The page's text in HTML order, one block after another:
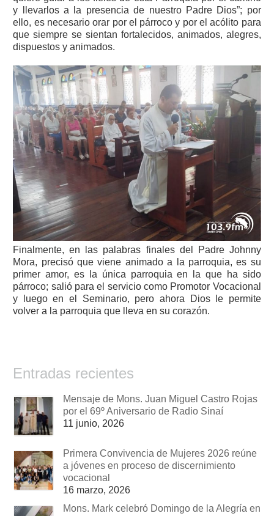
y llevarlos a la presencia de nuestro Padre Dios”; por
ello, es necesario orar por el párroco y por el acólito para
que siempre se sientan fortalecidos, animados, alegres,
dispuestos y animados.
Finalmente, en las palabras finales del Padre Johnny
Mora, precisó que viene animado a la parroquia, es su
primer amor, es la única parroquia en la que ha sido
párroco; salió para el servicio como Promotor Vocacional
y luego en el Seminario, pero ahora Dios le permite
volver a la parroquia que lleva en su corazón.
Entradas recientes
Mensaje de Mons. Juan Miguel Castro Rojas
por el 69º Aniversario de Radio Sinaí
11 junio, 2026
Primera Convivencia de Mujeres 2026 reúne
a jóvenes en proceso de discernimiento
vocacional
16 marzo, 2026
Mons. Mark celebró Domingo de la Alegría en